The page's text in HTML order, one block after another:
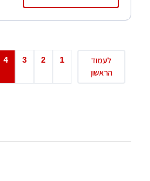
לעמוד
הראשון
1
2
3
4